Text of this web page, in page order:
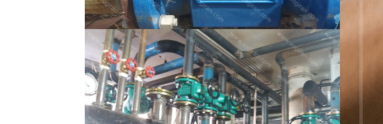
5- ساختمان
شرکت خدماتی شهرک صنعتی شمس آباد
۱۴۰۱